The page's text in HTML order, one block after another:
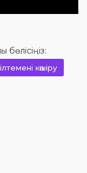
бөлісіңіз:
көшіру